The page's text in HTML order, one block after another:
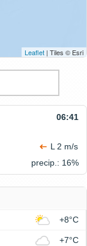
Leaflet | Tiles © Esri
06:41
L 2 m/s
precip.: 16%
+8°C
+7°C